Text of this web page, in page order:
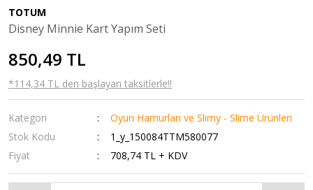
TOTUM
Disney Minnie Kart Yapım Seti
850,49 TL
*114,34 TL den başlayan taksitlerle!!
Kategori
Oyun Hamurları ve Slimy - Slime Ürünleri
Stok Kodu
1_y_150084TTM580077
Fiyat
708,74 TL + KDV